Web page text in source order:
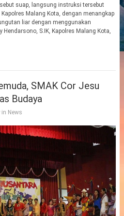
suap, langsung instruksi tersebut
Malang Kota, dengan menangkap
liar dengan menggunakan
Hendarsono, S.IK, Kapolres Malang Kota,
SMAK Cor Jesu
Budaya
in News